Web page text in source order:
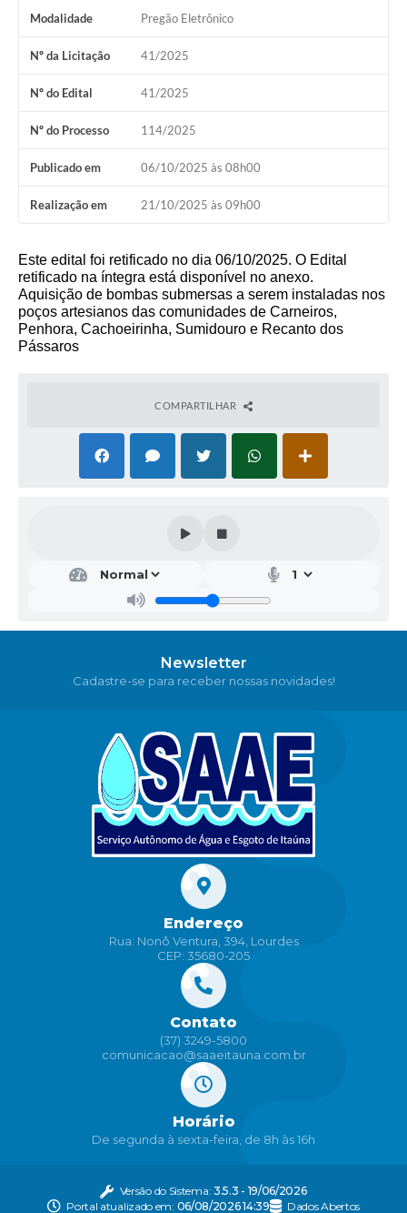
Modalidade Pregão Eletrônico
Nº da Licitação 41/2025
Nº do Edital 41/2025
Nº do Processo 114/2025
Publicado em 06/10/2025 às 08h00
Realização em 21/10/2025 às 09h00
Este edital foi retificado no dia 06/10/2025. O Edital
retificado na íntegra está disponível no anexo.
Aquisição de bombas submersas a serem instaladas nos
poços artesianos das comunidades de Carneiros,
Penhora, Cachoeirinha, Sumidouro e Recanto dos
Pássaros
COMPARTILHAR
Newsletter
Cadastre-se para receber nossas novidades!
Endereço
Rua: Nonô Ventura, 394, Lourdes
CEP: 35680-205
Contato
(37) 3249-5800
comunicacao@saaeitauna.com.br
Horário
De segunda à sexta-feira, de 8h às 16h
Versão do Sistema: 3.5.3 - 19/06/2026
Portal atualizado em: 06/08/2026 14:39 Dados Abertos